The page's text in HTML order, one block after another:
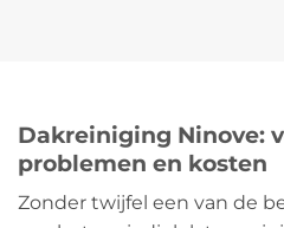
Dakreiniging Ninove:
problemen en kosten
Zonder twijfel een van de